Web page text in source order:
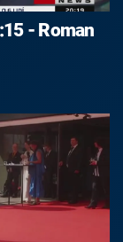
- Roman